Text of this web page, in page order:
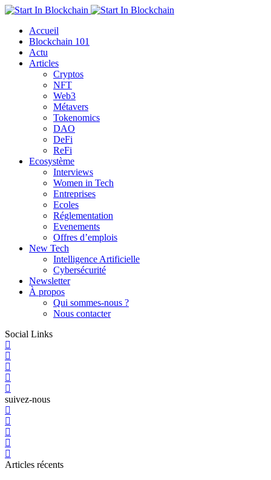
Accueil
Blockchain 101
Actu
Articles
Cryptos
NFT
Web3
Métavers
Tokenomics
DAO
DeFi
ReFi
Ecosystème
Interviews
Women in Tech
Entreprises
Ecoles
Réglementation
Evenements
Offres d’emplois
New Tech
Intelligence Artificielle
Cybersécurité
Newsletter
À propos
Qui sommes-nous ?
Nous contacter
Social Links
suivez-nous
Articles récents